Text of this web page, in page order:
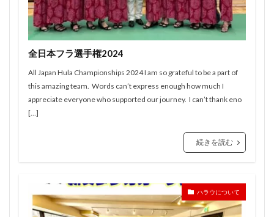
全日本フラ選手権2024
All Japan Hula Championships 2024 I am so grateful to be a part of
this amazing team. Words can’t express enough how much I
appreciate everyone who supported our journey. I can’t thank eno
[…]
続きを読む
ハラウについて